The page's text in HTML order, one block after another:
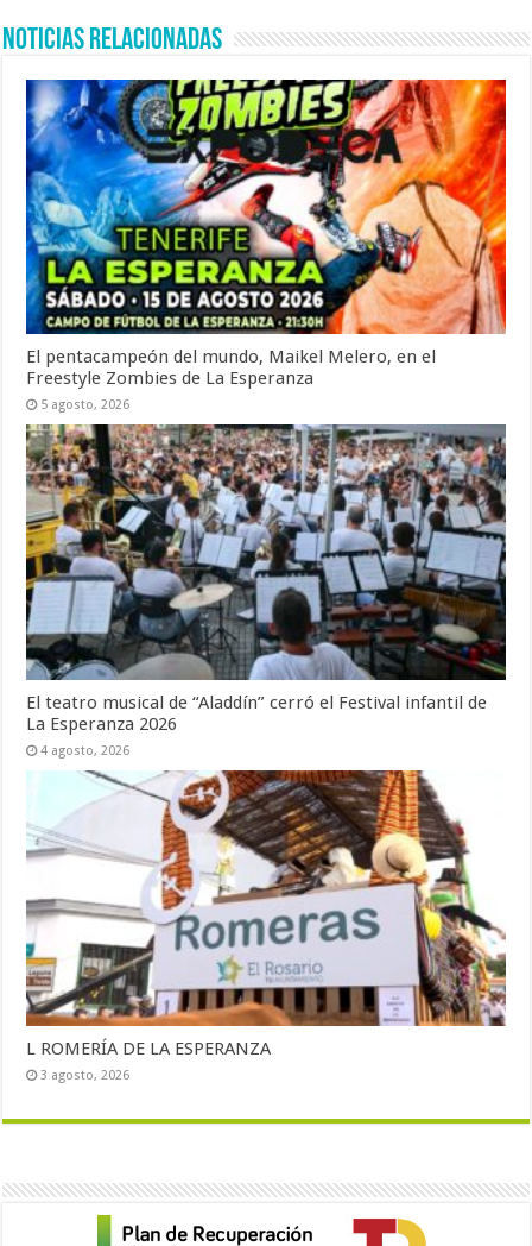
Noticias Relacionadas
El pentacampeón del mundo, Maikel Melero, en el
Freestyle Zombies de La Esperanza
5 agosto, 2026
El teatro musical de “Aladdín” cerró el Festival infantil de
La Esperanza 2026
4 agosto, 2026
L ROMERÍA DE LA ESPERANZA
3 agosto, 2026